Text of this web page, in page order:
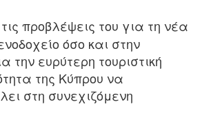
προβλέψεις του για τη νέα
όσο και στην
ευρύτερη τουριστική
της Κύπρου να
στη συνεχιζόμενη